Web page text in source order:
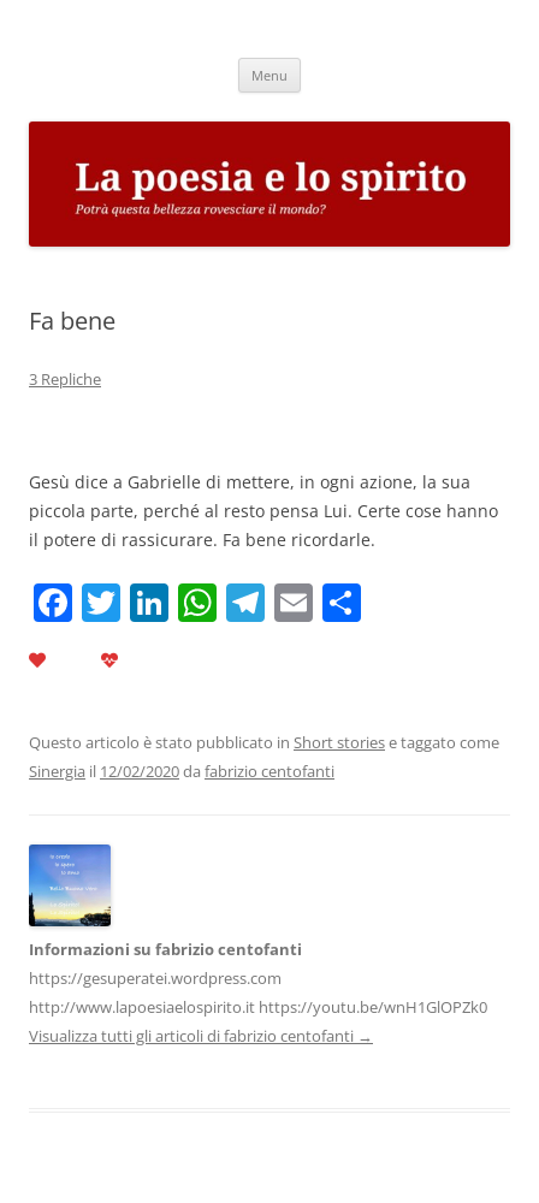
Menu
Fa bene
3 Repliche
Gesù dice a Gabrielle di mettere, in ogni azione, la sua
piccola parte, perché al resto pensa Lui. Certe cose hanno
il potere di rassicurare. Fa bene ricordarle.
F
b
o
o
k
T Li
dI
n
W
A
p
T
a
m
E
vi
Questo articolo è stato pubblicato in Short storiese taggato come
Sinergia il 12/02/2020da fabrizio centofanti
Informazioni su fabrizio centofanti
https://gesuperatei.wordpress.com
http://www.lapoesiaelospirito.it https://youtu.be/wnH1GlOPZk0
Visualizza tutti gli articoli di fabrizio centofanti →